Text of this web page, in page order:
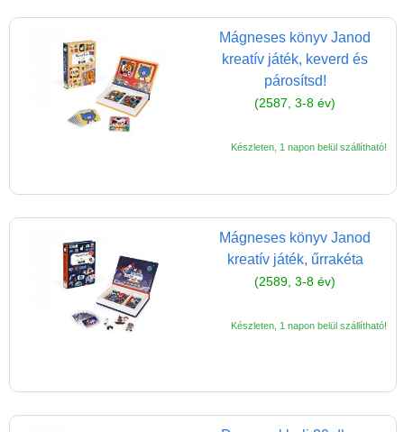
Mágneses könyv Janod
kreatív játék, keverd és
párosítsd!
(2587, 3-8 év)
Készleten, 1 napon belül szállítható!
Mágneses könyv Janod
kreatív játék, űrrakéta
(2589, 3-8 év)
Készleten, 1 napon belül szállítható!